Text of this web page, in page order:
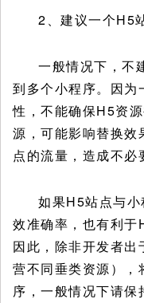
2、建议一个H5
一般情况下，不
到多个小程序。因为
性，不能确保H5资
源，可能影响替换
点的流量，造成不必
如果H5站点与
效准确率，也有利于
因此，除非开发者出
营不同垂类资源），
序，一般情况下请